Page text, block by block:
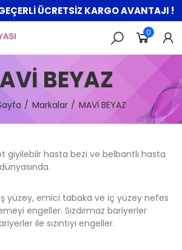
ÜCRETSİZ KARGO AVANTAJI !
0
BEYAZ
Markalar MAVİ BEYAZ
giyilebilr hasta bezi ve belbantlı hasta
yüzey, emici tabaka ve iç yüzey nefes
engeller. Sızdırmaz bariyerler
ile sızıntıyı engeller.